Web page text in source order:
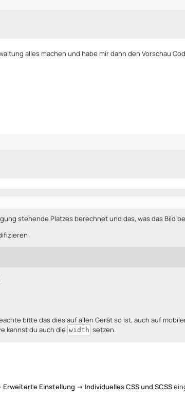
alles machen und habe mir dann den Vorschau
stehende Platzes berechnet und das, was das Bild
bitte das dies auf allen Gerät so ist, auch auf
kannst du auch die width setzen.
Einstellung -> Individuelles CSS und SCSS